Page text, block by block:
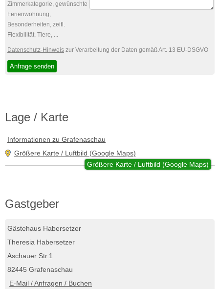
Zimmerkategorie, gewünschte
Ferienwohnung,
Besonderheiten, zeitl.
Flexibilität, Tiere, ...
Datenschutz-Hinweis zur Verarbeitung der Daten gemäß Art. 13 EU-DSGVO
Lage / Karte
Informationen zu Grafenaschau
Größere Karte / Luftbild (Google Maps)
Größere Karte / Luftbild (Google Maps)
Gastgeber
Gästehaus Habersetzer
Theresia Habersetzer
Aschauer Str.1
82445 Grafenaschau
E-Mail / Anfragen / Buchen